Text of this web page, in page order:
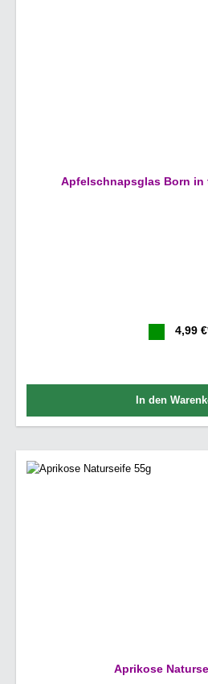
Apfelschnapsglas Born in
4,99
In den
Aprikose